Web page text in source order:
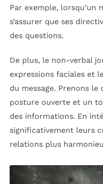
Par exemple,
s’assurer que ses
des questions.
De plus, le non-verbal
expressions faciales et
du message. Prenons le
posture ouverte et un
des informations. En
significativement leurs
relations plus